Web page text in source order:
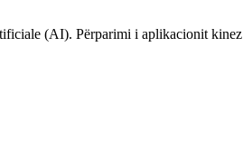
(AI). Përparimi i aplikacionit